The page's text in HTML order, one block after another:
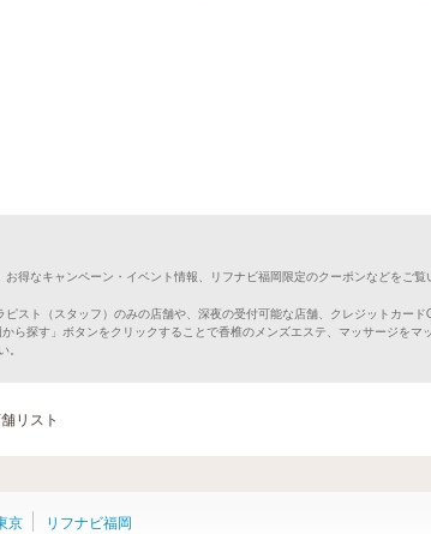
得なキャンペーン・イベント情報、リフナビ福岡限定のクーポンなどをご覧
スト（スタッフ）のみの店舗や、深夜の受付可能な店舗、クレジットカード
ら探す」ボタンをクリックすることで香椎のメンズエステ、マッサージをマ
リスト
京 リフナビ福岡